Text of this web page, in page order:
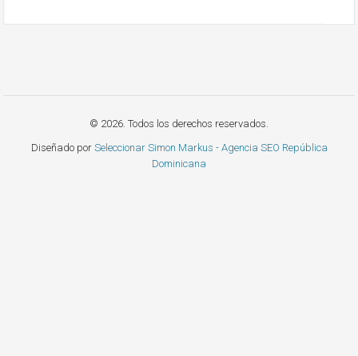
© 2026. Todos los derechos reservados.
Diseñado por Seleccionar Simon Markus - Agencia SEO República
Dominicana